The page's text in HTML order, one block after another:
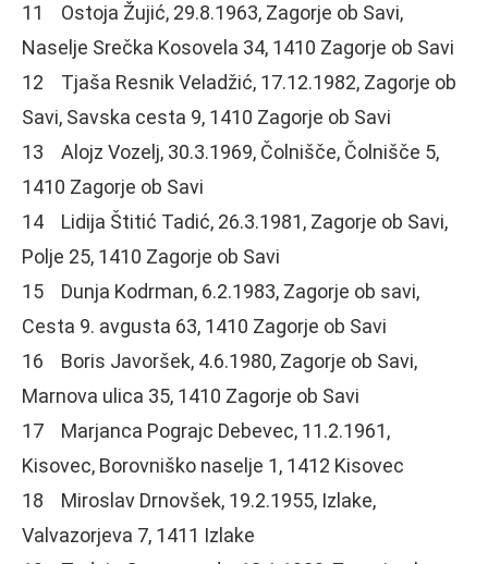
11 Ostoja Žujić, 29.8.1963, Zagorje ob Savi,
Naselje Srečka Kosovela 34, 1410 Zagorje ob Savi
12 Tjaša Resnik Veladžić, 17.12.1982, Zagorje ob
Savi, Savska cesta 9, 1410 Zagorje ob Savi
13 Alojz Vozelj, 30.3.1969, Čolnišče, Čolnišče 5,
1410 Zagorje ob Savi
14 Lidija Štitić Tadić, 26.3.1981, Zagorje ob Savi,
Polje 25, 1410 Zagorje ob Savi
15 Dunja Kodrman, 6.2.1983, Zagorje ob savi,
Cesta 9. avgusta 63, 1410 Zagorje ob Savi
16 Boris Javoršek, 4.6.1980, Zagorje ob Savi,
Marnova ulica 35, 1410 Zagorje ob Savi
17 Marjanca Pograjc Debevec, 11.2.1961,
Kisovec, Borovniško naselje 1, 1412 Kisovec
18 Miroslav Drnovšek, 19.2.1955, Izlake,
Valvazorjeva 7, 1411 Izlake